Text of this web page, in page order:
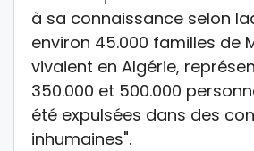
à sa connaissance selon
environ 45.000 familles de
vivaient en Algérie,
350.000 et 500.000
été expulsées dans des
inhumaines".